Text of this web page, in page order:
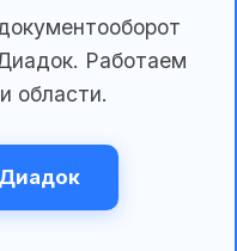
Работаем
области.